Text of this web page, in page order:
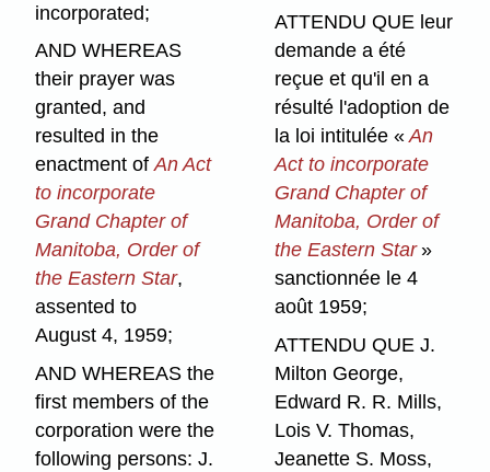
incorporated;
AND WHEREAS
their prayer was
granted, and
resulted in the
enactment ofAn Act
to incorporate
Grand Chapter of
Manitoba, Order of
the Eastern Star,
assented to
August 4, 1959;
AND WHEREAS the
first members of the
corporation were the
following persons: J.
ATTENDU QUE leur
demande a été
reçue et qu'il en a
résulté l'adoption de
la loi intitulée «An
Act to incorporate
Grand Chapter of
Manitoba, Order of
the Eastern Star»
sanctionnée le 4
août 1959;
ATTENDU QUE J.
Milton George,
Edward R. R. Mills,
Lois V. Thomas,
Jeanette S. Moss,